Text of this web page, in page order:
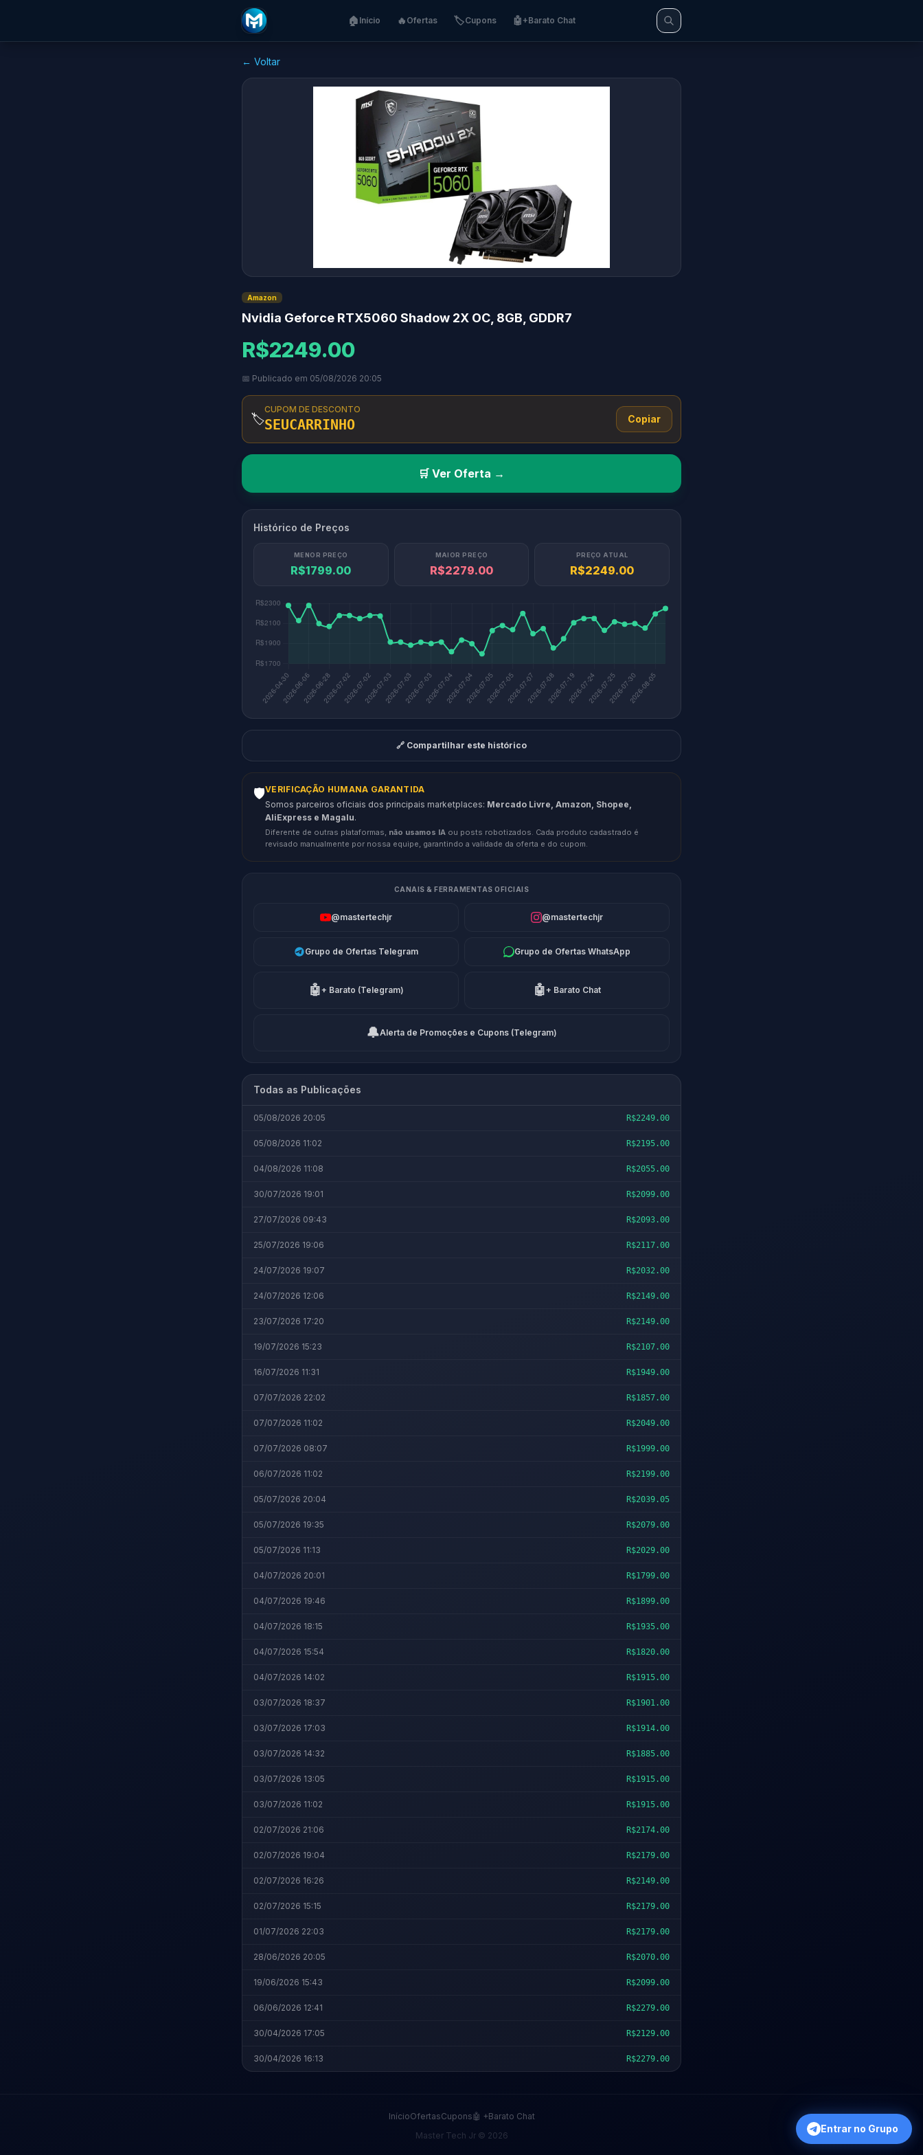
🏠 Início 🔥 Ofertas 🏷️Cupons 🤖+Barato Chat
← Voltar
Amazon
Nvidia Geforce RTX5060 Shadow 2X OC, 8GB, GDDR7
R$2249.00
📅 Publicado em 05/08/2026 20:05
🏷️
CUPOM DE DESCONTO
SEUCARRINHO Copiar
🛒 Ver Oferta →
Histórico de Preços
MENOR PREÇO
R$1799.00
MAIOR PREÇO
R$2279.00
PREÇO ATUAL
R$2249.00
🔗 Compartilhar este histórico
🛡️VERIFICAÇÃO HUMANA GARANTIDA
Somos parceiros oficiais dos principais marketplaces: Mercado Livre, Amazon, Shopee,
AliExpress e Magalu.
Diferente de outras plataformas, não usamos IA ou posts robotizados. Cada produto cadastrado é
revisado manualmente por nossa equipe, garantindo a validade da oferta e do cupom.
CANAIS & FERRAMENTAS OFICIAIS
@mastertechjr @mastertechjr
Grupo de Ofertas Telegram Grupo de Ofertas WhatsApp
🤖+ Barato (Telegram) 🤖+ Barato Chat
🔔Alerta de Promoções e Cupons (Telegram)
Todas as Publicações
05/08/2026 20:05 R$2249.00
05/08/2026 11:02 R$2195.00
04/08/2026 11:08 R$2055.00
30/07/2026 19:01 R$2099.00
27/07/2026 09:43 R$2093.00
25/07/2026 19:06 R$2117.00
24/07/2026 19:07 R$2032.00
24/07/2026 12:06 R$2149.00
23/07/2026 17:20 R$2149.00
19/07/2026 15:23 R$2107.00
16/07/2026 11:31 R$1949.00
07/07/2026 22:02 R$1857.00
07/07/2026 11:02 R$2049.00
07/07/2026 08:07 R$1999.00
06/07/2026 11:02 R$2199.00
05/07/2026 20:04 R$2039.05
05/07/2026 19:35 R$2079.00
05/07/2026 11:13 R$2029.00
04/07/2026 20:01 R$1799.00
04/07/2026 19:46 R$1899.00
04/07/2026 18:15 R$1935.00
04/07/2026 15:54 R$1820.00
04/07/2026 14:02 R$1915.00
03/07/2026 18:37 R$1901.00
03/07/2026 17:03 R$1914.00
03/07/2026 14:32 R$1885.00
03/07/2026 13:05 R$1915.00
03/07/2026 11:02 R$1915.00
02/07/2026 21:06 R$2174.00
02/07/2026 19:04 R$2179.00
02/07/2026 16:26 R$2149.00
02/07/2026 15:15 R$2179.00
01/07/2026 22:03 R$2179.00
28/06/2026 20:05 R$2070.00
19/06/2026 15:43 R$2099.00
06/06/2026 12:41 R$2279.00
30/04/2026 17:05 R$2129.00
30/04/2026 16:13 R$2279.00
InícioOfertasCupons🤖 +Barato Chat
Master Tech Jr © 2026
Entrar no Grupo